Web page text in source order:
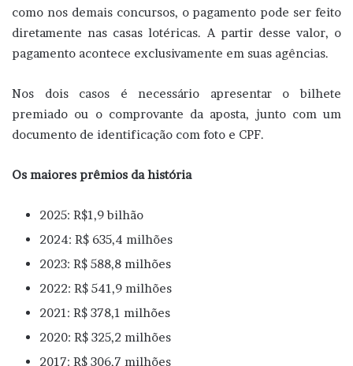
como nos demais concursos, o pagamento pode ser feito
diretamente nas casas lotéricas. A partir desse valor, o
pagamento acontece exclusivamente em suas agências.
Nos dois casos é necessário apresentar o bilhete
premiado ou o comprovante da aposta, junto com um
documento de identificação com foto e CPF.
Os maiores prêmios da história
2025: R$1,9 bilhão
2024: R$ 635,4 milhões
2023: R$ 588,8 milhões
2022: R$ 541,9 milhões
2021: R$ 378,1 milhões
2020: R$ 325,2 milhões
2017: R$ 306,7 milhões